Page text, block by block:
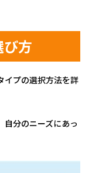
方
イプの選択方法を詳
自分のニーズにあっ